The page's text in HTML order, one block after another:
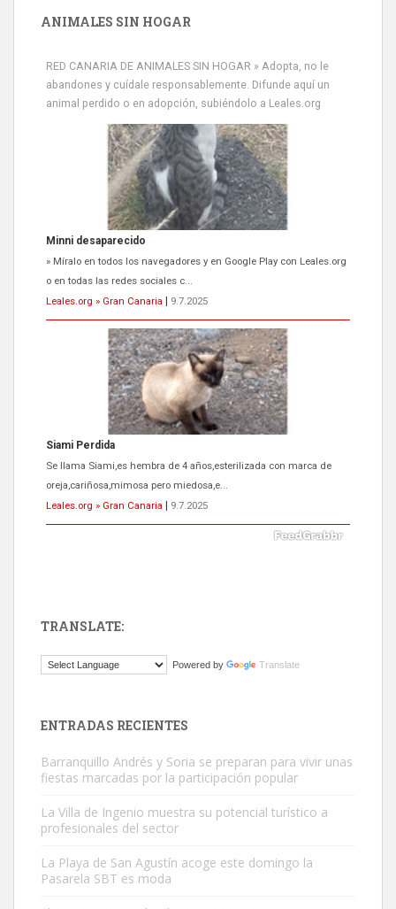
ANIMALES SIN HOGAR
RED CANARIA DE ANIMALES SIN HOGAR » Adopta, no le
abandones y cuídale responsablemente. Difunde aquí un
animal perdido o en adopción, subiéndolo a Leales.org
Siami Perdida
Se llama Siami,es hembra de 4 años,esterilizada con marca de
oreja,cariñosa,mimosa pero miedosa,e...
Leales.org » Gran Canaria
9.7.2025
ADOPCIÓN URGENTE GATA TEROR GRAN CANARIA
El ayuntamiento se va a llevar a Los Gatos callejeros de la zona los
próximos días, ella incluida...
Leales.org » Gran Canaria
9.7.2025
Este gato macho ha aparecido en la calle hace menos de un mes,
Busco adopción responsable para mi perra. Pastor alemán,
TRANSLATE:
Powered by Translate
ENTRADAS RECIENTES
Barranquillo Andrés y Soria se preparan para vivir unas
fiestas marcadas por la participación popular
La Villa de Ingenio muestra su potencial turístico a
profesionales del sector
La Playa de San Agustín acoge este domingo la
Pasarela SBT es moda